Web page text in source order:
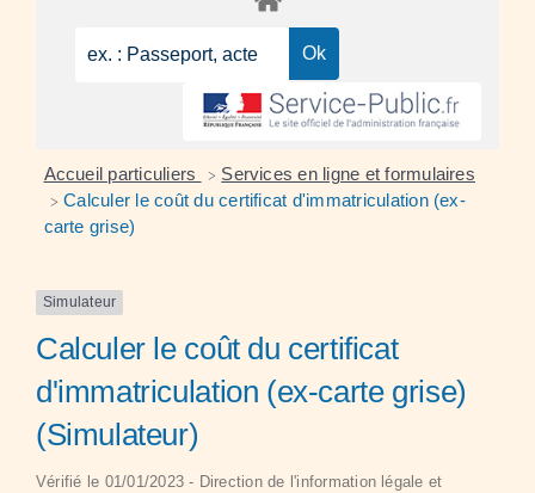
Accueil particuliers > Services en ligne et formulaires
> Calculer le coût du certificat d'immatriculation (ex-
carte grise)
Simulateur
Calculer le coût du certificat
d'immatriculation (ex-carte grise)
(Simulateur)
Vérifié le 01/01/2023 - Direction de l'information légale et